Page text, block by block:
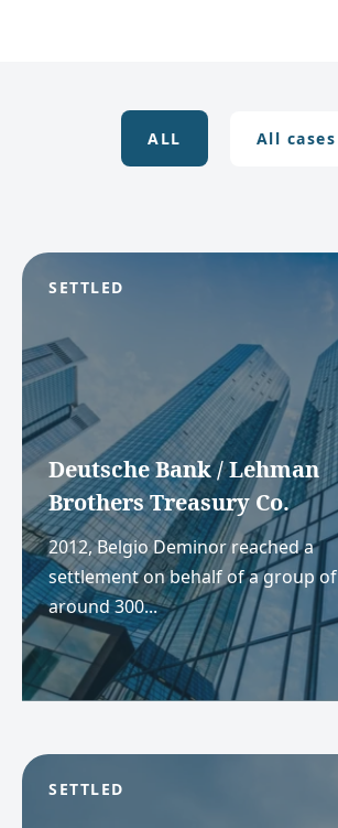
ALL
SETTLED
Deutsche Bank / Lehman
Brothers Treasury Co.
2012, Belgio Deminor reached a
settlement on behalf of a group of
around 300...
SETTLED